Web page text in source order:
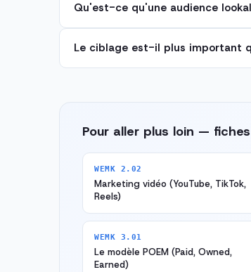
Qu'est-ce qu'une audience
Le ciblage est-il plus important
Pour aller plus loin —
WEMK 2.02
Marketing vidéo (YouTube, TikTok,
Reels)
WEMK 3.01
Le modèle POEM (Paid, Owned,
Earned)